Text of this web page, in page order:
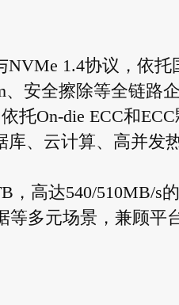
NVMe 1.4协议，依托
安全擦除等全链路企
托On-die ECC和
、云计算、高并发
，高达540/510MB/s
等多元场景，兼顾平